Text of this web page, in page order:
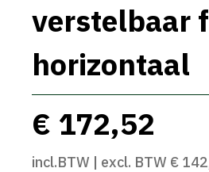
verstelbaar
horizontaal
€ 172,52
incl.BTW | excl. BTW €